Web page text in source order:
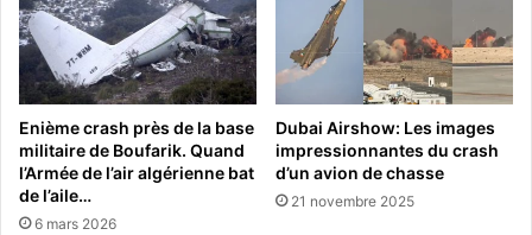
Enième crash près de la base
militaire de Boufarik. Quand
l’Armée de l’air algérienne bat
de l’aile…
6 mars 2026
Dubai Airshow: Les images
impressionnantes du crash
d’un avion de chasse
21 novembre 2025